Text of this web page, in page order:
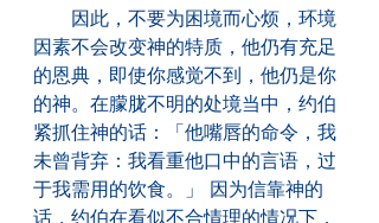
因此，不要为困境而心烦，环境
因素不会改变神的特质，他仍有充足
的恩典，即使你感觉不到，他仍是你
的神。在朦胧不明的处境当中，约伯
紧抓住神的话：「他嘴唇的命令，我
未曾背弃：我看重他口中的言语，过
于我需用的饮食。」 因为信靠神的
话，约伯在看似不合情理的情况下，